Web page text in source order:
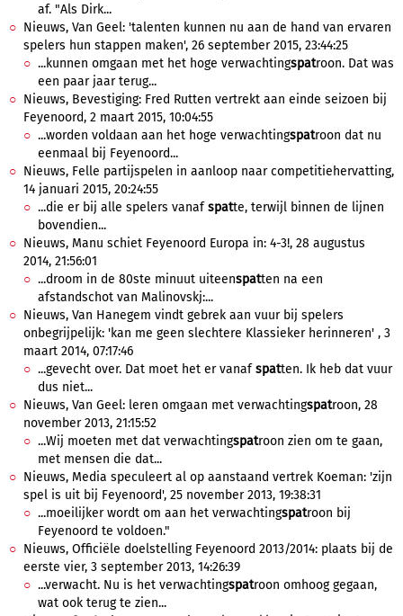
af. "Als Dirk...
Nieuws, Van Geel: 'talenten kunnen nu aan de hand van ervaren
spelers hun stappen maken', 26 september 2015, 23:44:25
...kunnen omgaan met het hoge verwachtingspatroon. Dat was
een paar jaar terug...
Nieuws, Bevestiging: Fred Rutten vertrekt aan einde seizoen bij
Feyenoord, 2 maart 2015, 10:04:55
...worden voldaan aan het hoge verwachtingspatroon dat nu
eenmaal bij Feyenoord...
Nieuws, Felle partijspelen in aanloop naar competitiehervatting,
14 januari 2015, 20:24:55
...die er bij alle spelers vanafspatte, terwijl binnen de lijnen
bovendien...
Nieuws, Manu schiet Feyenoord Europa in: 4-3!, 28 augustus
2014, 21:56:01
...droom in de 80ste minuut uiteenspatten na een
afstandschot van Malinovskj:...
Nieuws, Van Hanegem vindt gebrek aan vuur bij spelers
onbegrijpelijk: 'kan me geen slechtere Klassieker herinneren' , 3
maart 2014, 07:17:46
...gevecht over. Dat moet het er vanafspatten. Ik heb dat vuur
dus niet...
Nieuws, Van Geel: leren omgaan met verwachtingspatroon, 28
november 2013, 21:15:52
...Wij moeten met dat verwachtingspatroon zien om te gaan,
met mensen die dat...
Nieuws, Media speculeert al op aanstaand vertrek Koeman: 'zijn
spel is uit bij Feyenoord', 25 november 2013, 19:38:31
...moeilijker wordt om aan het verwachtingspatroon bij
Feyenoord te voldoen."
Nieuws, Officiële doelstelling Feyenoord 2013/2014: plaats bij de
eerste vier, 3 september 2013, 14:26:39
...verwacht. Nu is het verwachtingspatroon omhoog gegaan,
wat ook terug te zien...